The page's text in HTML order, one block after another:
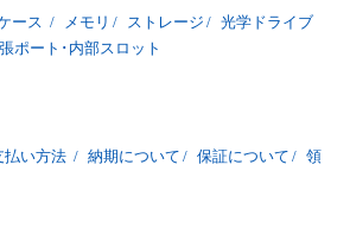
ース / メモリ / ストレージ / 光学ドライブ
ポート･内部スロット
払い方法 / 納期について / 保証について / 領